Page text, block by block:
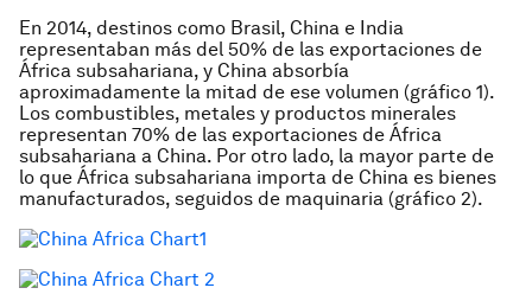
En 2014, destinos como Brasil, China e India
representaban más del 50% de las exportaciones de
África subsahariana, y China absorbía
aproximadamente la mitad de ese volumen (gráfico 1).
Los combustibles, metales y productos minerales
representan 70% de las exportaciones de África
subsahariana a China. Por otro lado, la mayor parte de
lo que África subsahariana importa de China es bienes
manufacturados, seguidos de maquinaria (gráfico 2).